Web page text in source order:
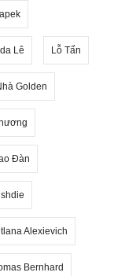
Lê Lỗ Tấn
Golden
Đàn
Alexievich
Bernhard